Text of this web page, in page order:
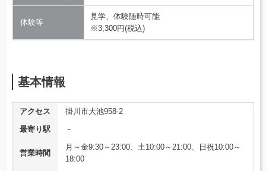
体験等
見学、体験随時可能
※3,300円(税込)
基本情報
アクセス
掛川市大池958-2
最寄り駅
－
営業時間
月～金9:30～23:00、土10:00～21:00、日祝10:00～
18:00